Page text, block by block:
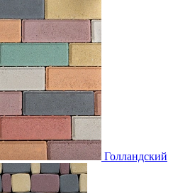
Голландский